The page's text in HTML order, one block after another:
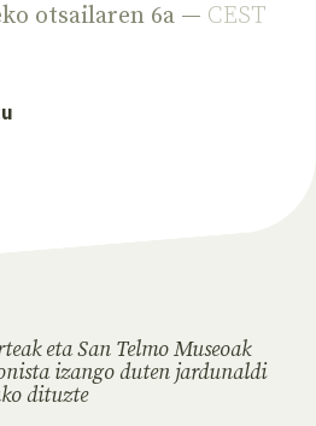
otsailaren 6a — CEST
eta San Telmo Museoak
izango duten jardunaldi
dituzte